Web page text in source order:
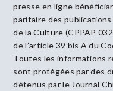
presse en ligne
paritaire des
de la Culture (CPPAP
de l’article 39 bis A du
Toutes les informations
sont protégées par des
détenus par le Journal